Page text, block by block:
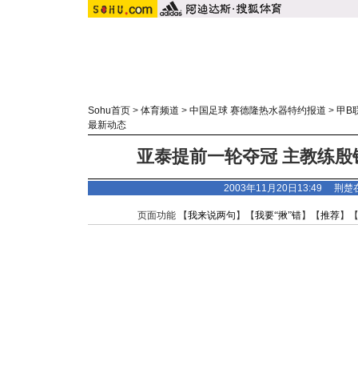
Sohu首页 > 体育频道 > 中国足球 赛德隆热水器特约报道 > 甲B
最新动态
亚泰提前一轮夺冠 主教练
2003年11月20日13:49 荆楚
页面功能 【我来说两句 】【我要“揪”错】【推荐】